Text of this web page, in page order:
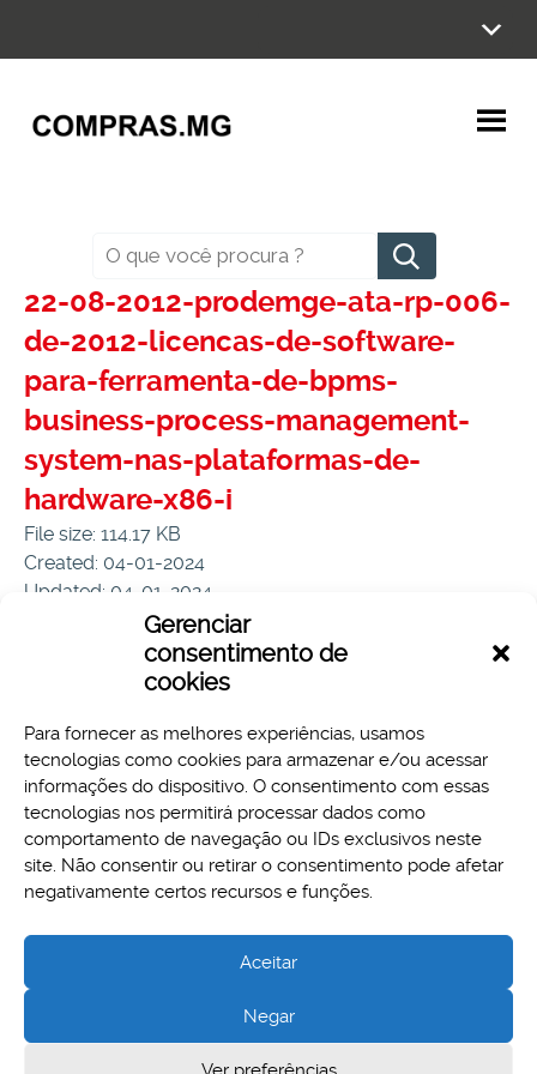
Gerenciar
consentimento de
cookies
Para fornecer as melhores experiências, usamos
tecnologias como cookies para armazenar e/ou acessar
informações do dispositivo. O consentimento com essas
tecnologias nos permitirá processar dados como
comportamento de navegação ou IDs exclusivos neste
site. Não consentir ou retirar o consentimento pode afetar
negativamente certos recursos e funções.
Aceitar
Negar
Pesquisar
22-08-2012-prodemge-ata-rp-006-
de-2012-licencas-de-software-
para-ferramenta-de-bpms-
business-process-management-
system-nas-plataformas-de-
hardware-x86-i
File size: 114.17 KB
Created: 04-01-2024
Updated: 04-01-2024
Download Preview
Aspectos legais e responsabilidades
Política de Privacidade
Cidade Administrativa - Rodovia Papa João Paulo II, 3777 -